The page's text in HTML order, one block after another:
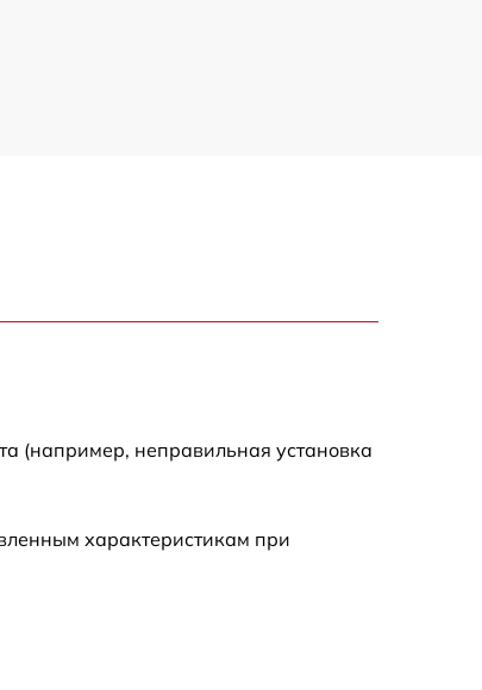
(например, неправильная установка
характеристикам при